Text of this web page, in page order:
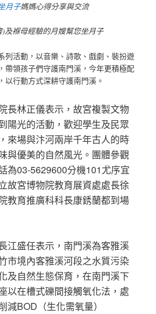
月子媽媽心得分享與交流
及褓母經驗的月嫂幫您坐月子
列活動，以音樂、詩歌、戲劇、裝扮遊
帶領孩子們守護南門溪，今年更積極配
以行動方式深耕守護南門溪。
林正儀表示，故宮複製文物
陽光的活動，歡迎學生及民眾
來場與汴河兩岸千年古人的時
與優美的自然風光。團體參觀
為03-5629600分機101尤序宜
故宮博物院教育展資處處長徐
教育推廣科科長康銹蘭都到場
盛任表示，南門溪為客雅溪
市境內客雅溪河段之水質污染
及自然生態保育，在南門溪下
以在槽式礫間接觸氧化法，處
減BOD（生化需氧量）